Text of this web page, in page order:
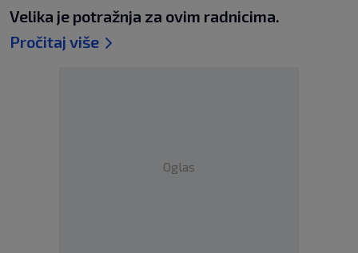
Velika je potražnja za ovim radnicima.
Pročitaj više
Oglas